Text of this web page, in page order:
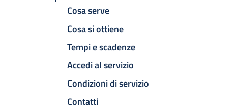
Cosa serve
Cosa si ottiene
Tempi e scadenze
Accedi al servizio
Condizioni di servizio
Contatti